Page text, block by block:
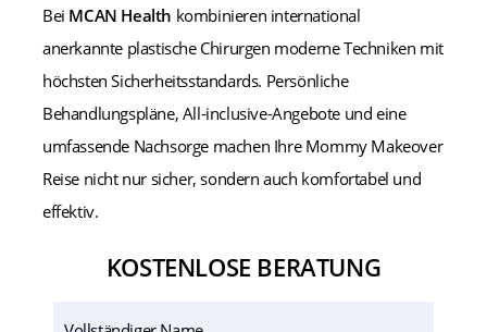
Bei MCAN Health kombinieren international
anerkannte plastische Chirurgen moderne Techniken mit
höchsten Sicherheitsstandards. Persönliche
Behandlungspläne, All-inclusive-Angebote und eine
umfassende Nachsorge machen Ihre Mommy Makeover
Reise nicht nur sicher, sondern auch komfortabel und
effektiv.
KOSTENLOSE BERATUNG